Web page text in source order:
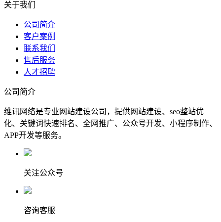
关于我们
公司简介
客户案例
联系我们
售后服务
人才招聘
公司简介
维讯网络是专业网站建设公司，提供网站建设、seo整站优
化、关键词快速排名、全网推广、公众号开发、小程序制作、
APP开发等服务。
关注公众号
咨询客服